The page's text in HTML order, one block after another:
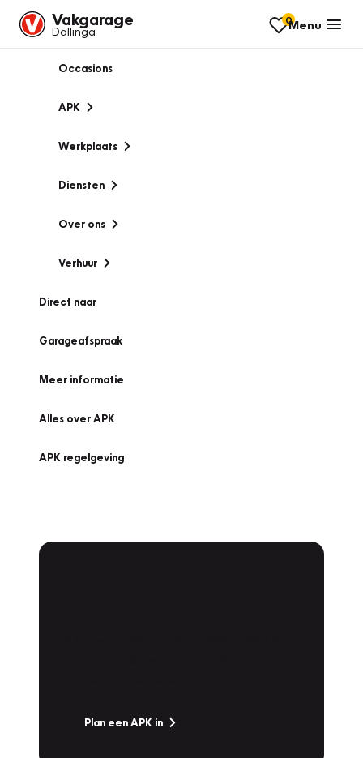
Vakgarage
Dallinga
0Menu
Occasions
APK
Werkplaats
Diensten
Over ons
Verhuur
Direct naar
Garageafspraak
Meer informatie
Alles over APK
APK regelgeving
Plan een APK in